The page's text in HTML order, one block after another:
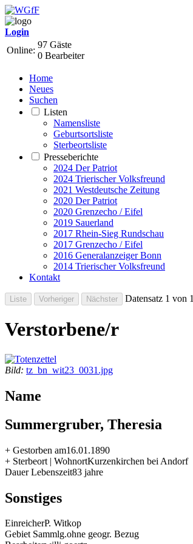
Login
Online:
97 Gäste
0 Bearbeiter
Home
Neues
Suchen
Listen
Namensliste
Geburtsortsliste
Sterbeortsliste
Presseberichte
2024 Der Patriot
2024 Trierischer Volksfreund
2021 Westdeutsche Zeitung
2020 Der Patriot
2020 Grenzecho / Eifel
2019 Sauerland
2017 Rhein-Sieg Rundschau
2017 Grenzecho / Eifel
2016 Generalanzeiger Bonn
2014 Trierischer Volksfreund
Kontakt
Datensatz 1 von 1
Verstorbene/r
Bild: tz_bn_wit23_0031.jpg
Name
Summergruber, Theresia
+ Gestorben am16.01.1890
+ Sterbeort | WohnortKurzenkirchen bei Andorf
Dauer Lebenszeit83 jahre
Sonstiges
EinreicherP. Witkop
Gebiet Sammlg.ohne geogr. Bezug